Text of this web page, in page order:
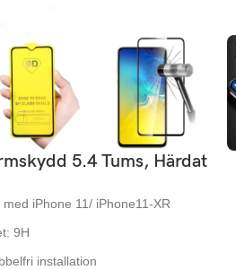
5.4 Tums, Härdat
iPhone 11/ iPhone11-XR
9H
installation